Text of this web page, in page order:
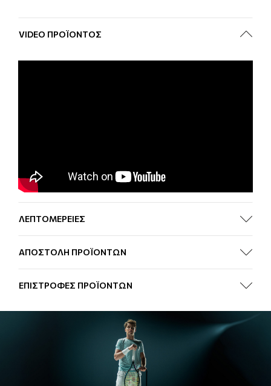
VIDEO ΠΡΟΪΌΝΤΟΣ
ΛΕΠΤΟΜΕΡΕΙΕΣ
ΑΠΟΣΤΟΛΗ ΠΡΟΪΟΝΤΩΝ
ΕΠΙΣΤΡΟΦΕΣ ΠΡΟΪΟΝΤΩΝ